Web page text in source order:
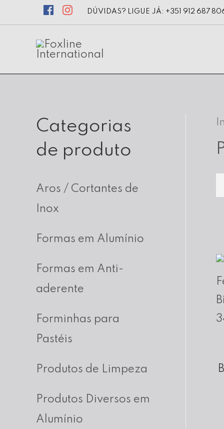
DÚVIDAS? LIGUE JÁ: +351 912 687
Categorias
de produto
Aros / Cortantes de
Inox
Formas em Alumínio
Formas em Anti-
aderente
Forminhas para
Pastéis
Produtos de Limpeza
Produtos Diversos em
Alumínio